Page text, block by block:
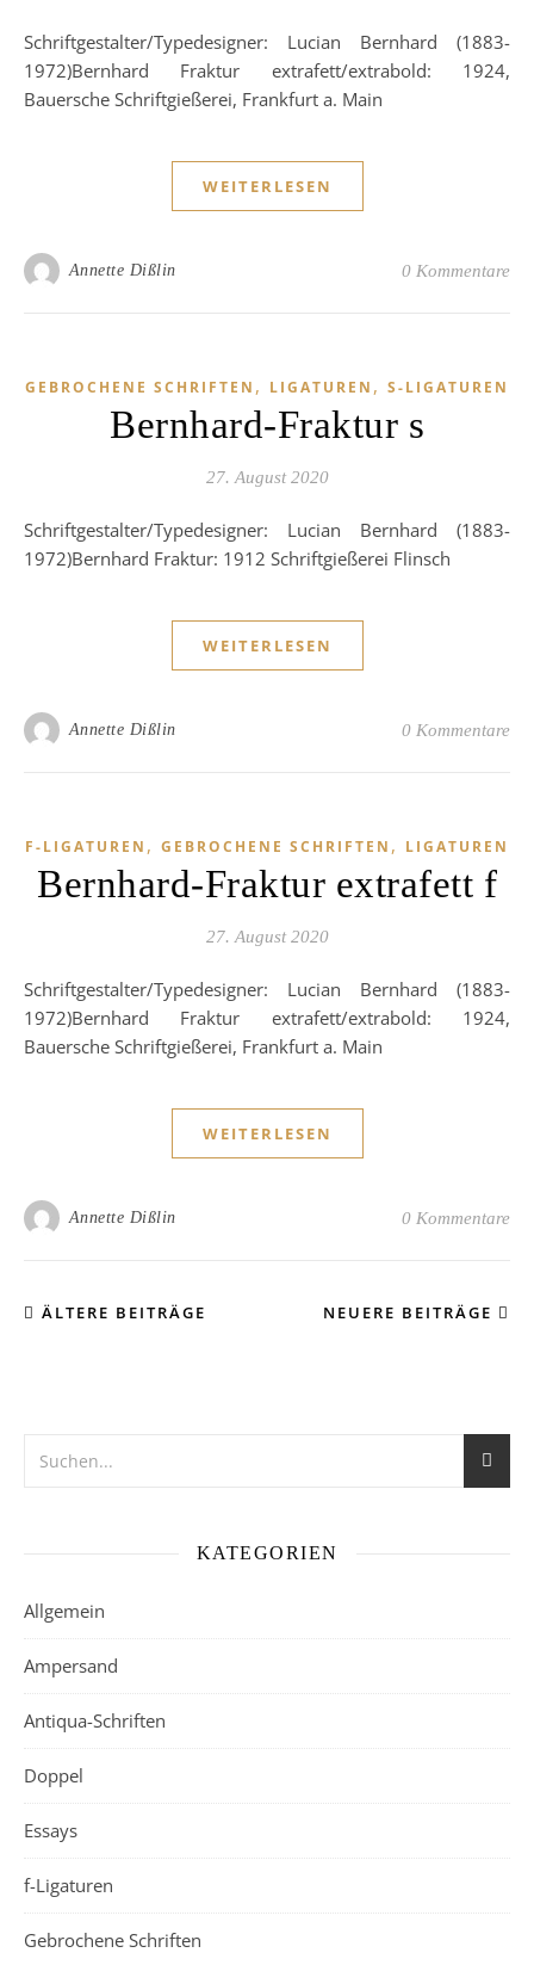
Schriftgestalter/Typedesigner: Lucian Bernhard (1883-
1972)Bernhard Fraktur extrafett/extrabold: 1924,
Bauersche Schriftgießerei, Frankfurt a. Main
WEITERLESEN
Annette Dißlin 0 Kommentare
GEBROCHENE SCHRIFTEN , LIGATUREN , S-LIGATUREN
Bernhard-Fraktur s
27. August 2020
Schriftgestalter/Typedesigner: Lucian Bernhard (1883-
1972)Bernhard Fraktur: 1912 Schriftgießerei Flinsch
WEITERLESEN
Annette Dißlin 0 Kommentare
F-LIGATUREN , GEBROCHENE SCHRIFTEN , LIGATUREN
Bernhard-Fraktur extrafett f
27. August 2020
Schriftgestalter/Typedesigner: Lucian Bernhard (1883-
1972)Bernhard Fraktur extrafett/extrabold: 1924,
Bauersche Schriftgießerei, Frankfurt a. Main
WEITERLESEN
Annette Dißlin 0 Kommentare
ÄLTERE BEITRÄGE NEUERE BEITRÄGE
KATEGORIEN
Allgemein
Ampersand
Antiqua-Schriften
Doppel
Essays
f-Ligaturen
Gebrochene Schriften